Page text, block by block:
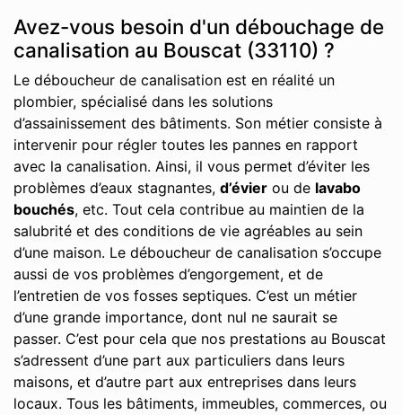
Avez-vous besoin d'un débouchage de
canalisation au Bouscat (33110) ?
Le déboucheur de canalisation est en réalité un
plombier, spécialisé dans les solutions
d’assainissement des bâtiments. Son métier consiste à
intervenir pour régler toutes les pannes en rapport
avec la canalisation. Ainsi, il vous permet d’éviter les
problèmes d’eaux stagnantes, d’évier ou de lavabo
bouchés, etc. Tout cela contribue au maintien de la
salubrité et des conditions de vie agréables au sein
d’une maison. Le déboucheur de canalisation s’occupe
aussi de vos problèmes d’engorgement, et de
l’entretien de vos fosses septiques. C’est un métier
d’une grande importance, dont nul ne saurait se
passer. C’est pour cela que nos prestations au Bouscat
s’adressent d’une part aux particuliers dans leurs
maisons, et d’autre part aux entreprises dans leurs
locaux. Tous les bâtiments, immeubles, commerces, ou